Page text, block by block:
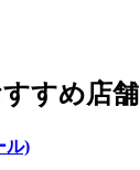
すめ店舗
ル)